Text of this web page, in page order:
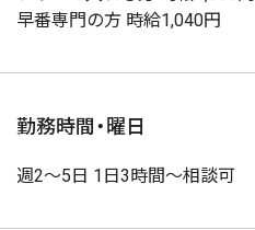
早番専門の方 時給1,040円
勤務時間・曜日
週2～5日 1日3時間～相談可